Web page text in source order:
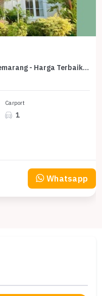
Rumah Area Luxury Candi Golf, Semarang - Harga Terbaik 4,5 Miliar
Carport
1
Whatsapp